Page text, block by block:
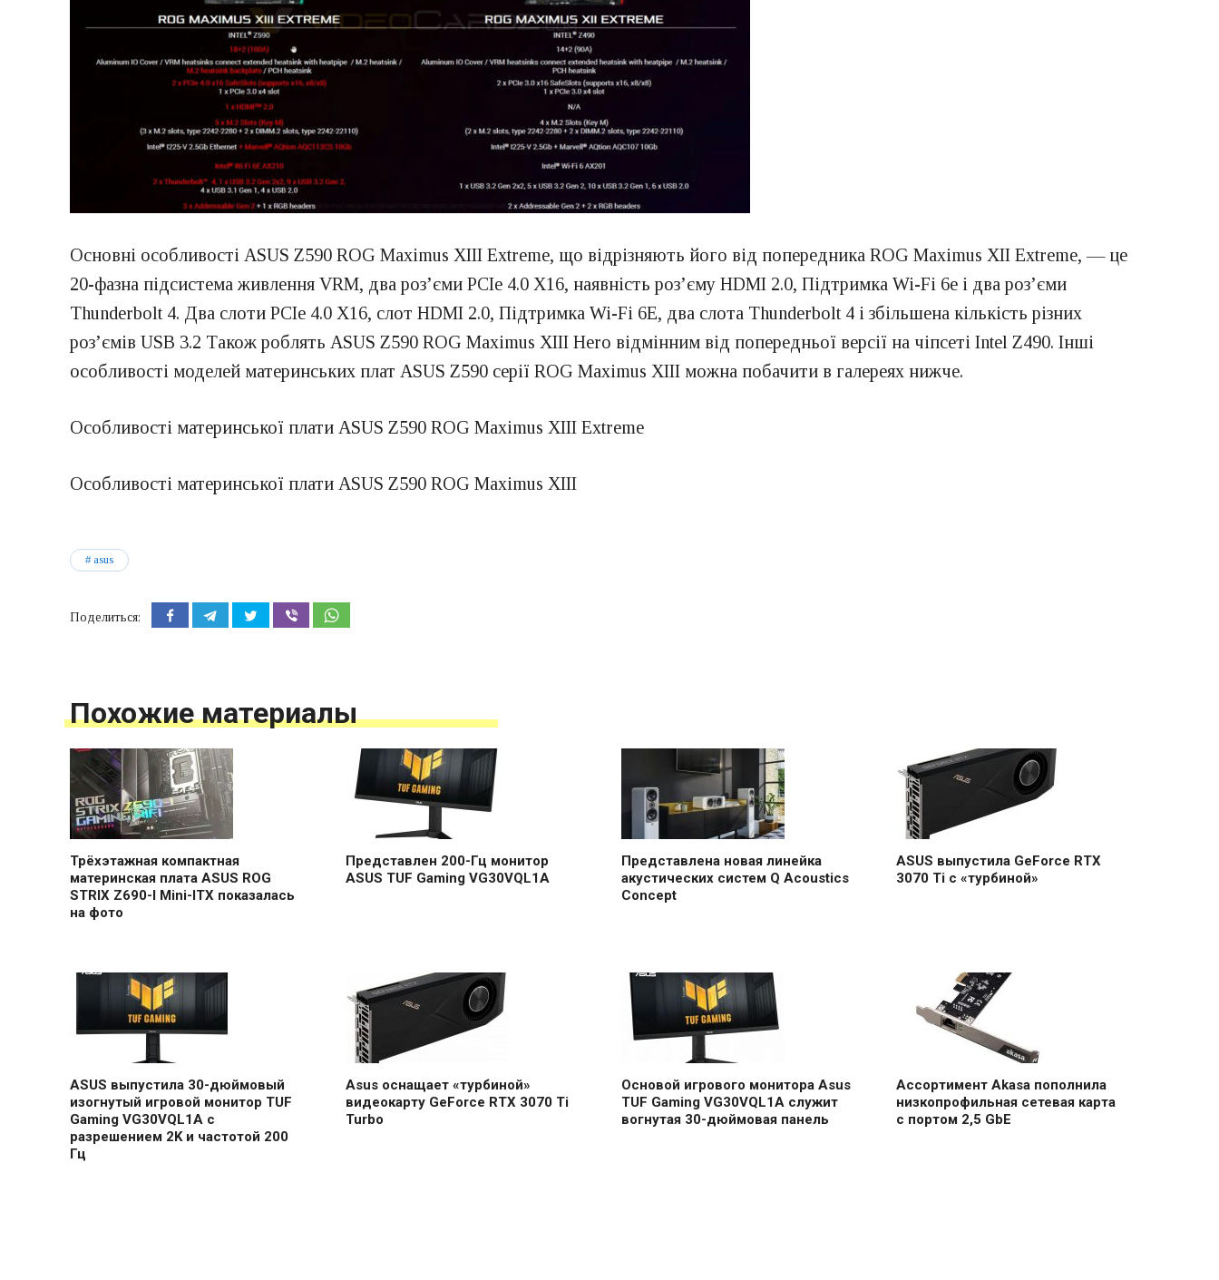
Основні особливості ASUS Z590 ROG Maximus XIII Extreme, що відрізняють його від попередника ROG Maximus XII Extreme, — це
20-фазна підсистема живлення VRM, два роз’єми PCIe 4.0 X16, наявність роз’єму HDMI 2.0, Підтримка Wi-Fi 6e і два роз’єми
Thunderbolt 4. Два слоти PCIe 4.0 X16, слот HDMI 2.0, Підтримка Wi-Fi 6E, два слота Thunderbolt 4 і збільшена кількість різних
роз’ємів USB 3.2 Також роблять ASUS Z590 ROG Maximus XIII Hero відмінним від попередньої версії на чіпсеті Intel Z490. Інші
особливості моделей материнських плат ASUS Z590 серії ROG Maximus XIII можна побачити в галереях нижче.
Особливості материнської плати ASUS Z590 ROG Maximus XIII Extreme
Особливості материнської плати ASUS Z590 ROG Maximus XIII
asus
Поделиться:
Похожие материалы
Трёхэтажная компактная
материнская плата ASUS ROG
STRIX Z690-I Mini-ITX показалась
на фото
Представлен 200-Гц монитор
ASUS TUF Gaming VG30VQL1A
Представлена ​​новая линейка
акустических систем Q Acoustics
Concept
ASUS выпустила GeForce RTX
3070 Ti с «турбиной»
ASUS выпустила 30-дюймовый
изогнутый игровой монитор TUF
Gaming VG30VQL1A с
разрешением 2K и частотой 200
Гц
Asus оснащает «турбиной»
видеокарту GeForce RTX 3070 Ti
Turbo
Основой игрового монитора Asus
TUF Gaming VG30VQL1A служит
вогнутая 30-дюймовая панель
Ассортимент Akasa пополнила
низкопрофильная сетевая карта
с портом 2,5 GbE